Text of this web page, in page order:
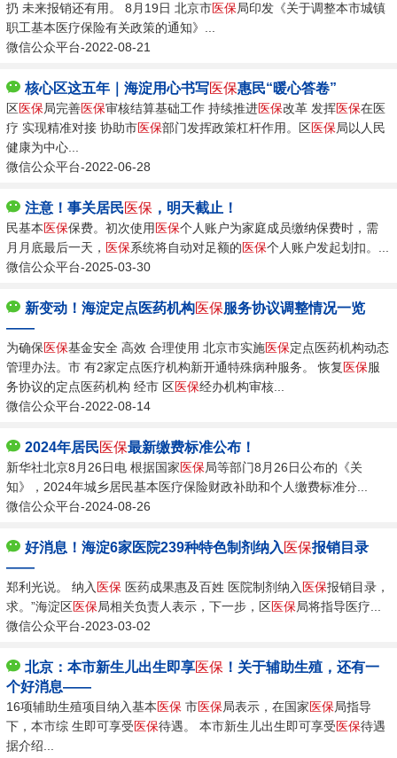
扔 未来报销还有用。 8月19日 北京市医保局印发《关于调整本市城镇
职工基本医疗保险有关政策的通知》...
微信公众平台-2022-08-21
核心区这五年｜海淀用心书写医保惠民“暖心答卷”
区医保局完善医保审核结算基础工作 持续推进医保改革 发挥医保在医
疗 实现精准对接 协助市医保部门发挥政策杠杆作用。区医保局以人民
健康为中心...
微信公众平台-2022-06-28
注意！事关居民医保 ，明天截止！
民基本医保保费。初次使用 医保个人账户为家庭成员缴纳保费时，需
月月底最后一天， 医保系统将自动对足额的医保个人账户发起划扣。...
微信公众平台-2025-03-30
新变动！海淀定点医药机构医保服务协议调整情况一览
——
为确保医保基金安全 高效 合理使用 北京市实施医保定点医药机构动态
管理办法。市 有2家定点医疗机构新开通特殊病种服务。 恢复 医保服
务协议的定点医药机构 经市 区医保经办机构审核...
微信公众平台-2022-08-14
2024年居民医保最新缴费标准公布！
新华社北京8月26日电 根据国家医保局等部门8月26日公布的《关
知》，2024年城乡居民基本医疗保险财政补助和个人缴费标准分...
微信公众平台-2024-08-26
好消息！海淀6家医院239种特色制剂纳入 医保报销目录
——
郑利光说。 纳入 医保 医药成果惠及百姓 医院制剂纳入 医保报销目录，
求。”海淀区医保局相关负责人表示，下一步，区医保局将指导医疗...
微信公众平台-2023-03-02
北京：本市新生儿出生即享医保 ！关于辅助生殖，还有一
个好消息——
16项辅助生殖项目纳入基本医保 市医保局表示，在国家医保局指导
下，本市综 生即可享受医保待遇。 本市新生儿出生即可享受医保待遇
据介绍...